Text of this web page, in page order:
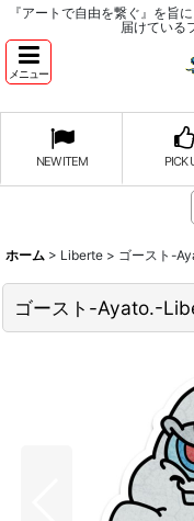
『アートで自由を繋ぐ』を旨
届けている
メニュー
NEW ITEM PICK
ホーム > Liberte > ゴースト-
ゴースト-Ayato.-